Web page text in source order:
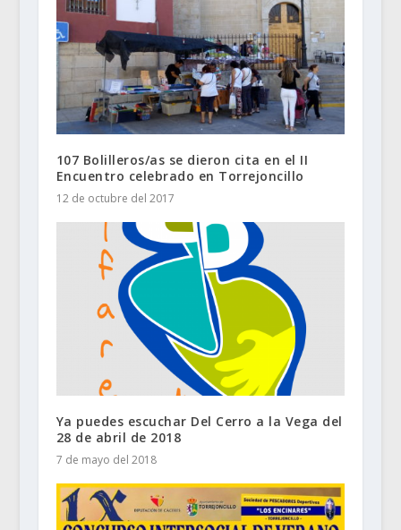
107 Bolilleros/as se dieron cita en el II
Encuentro celebrado en Torrejoncillo
12 de octubre del 2017
Ya puedes escuchar Del Cerro a la Vega del
28 de abril de 2018
7 de mayo del 2018